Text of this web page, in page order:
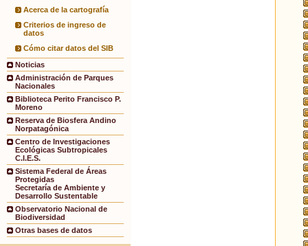
Acerca de la cartografía
Criterios de ingreso de
datos
Cómo citar datos del SIB
Noticias
Administración de Parques
Nacionales
Biblioteca Perito Francisco P.
Moreno
Reserva de Biosfera Andino
Norpatagónica
Centro de Investigaciones
Ecológicas Subtropicales
C.I.E.S.
Sistema Federal de Áreas
Protegidas
Secretaría de Ambiente y
Desarrollo Sustentable
Observatorio Nacional de
Biodiversidad
Otras bases de datos